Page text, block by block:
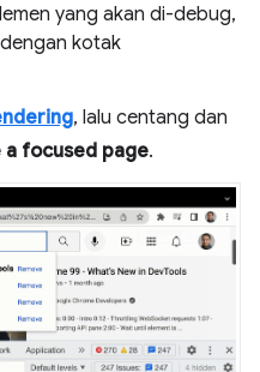
yang akan di-debug,
dengan kotak
, lalu centang dan
a focused page.